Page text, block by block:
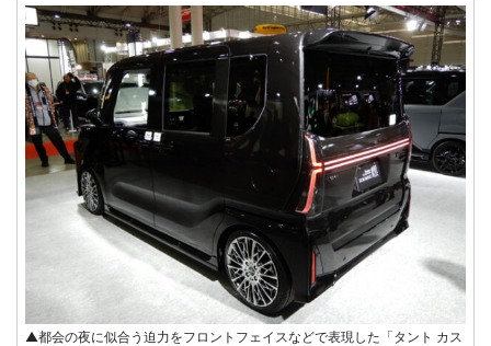
▲都会の夜に似合う迫力をフロントフェイスなどで表現した「タント カス